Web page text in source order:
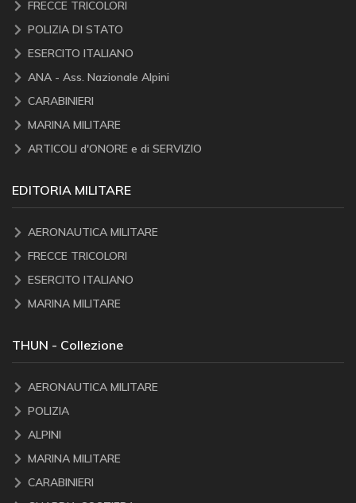
FRECCE TRICOLORI
POLIZIA DI STATO
ESERCITO ITALIANO
ANA - Ass. Nazionale Alpini
CARABINIERI
MARINA MILITARE
ARTICOLI d'ONORE e di SERVIZIO
EDITORIA MILITARE
AERONAUTICA MILITARE
FRECCE TRICOLORI
ESERCITO ITALIANO
MARINA MILITARE
THUN - Collezione
AERONAUTICA MILITARE
POLIZIA
ALPINI
MARINA MILITARE
CARABINIERI